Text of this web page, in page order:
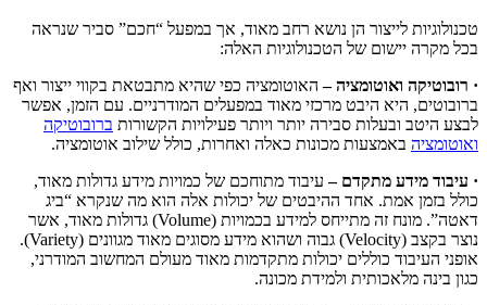
טכנולוגיות לייצור הן נושא רחב מאוד, אך במפעל “חכם” סביר שנראה
בכל מקרה יישום של הטכנולוגיות האלה:
· רובוטיקה ואוטומציה –האוטומציה כפי שהיא מתבטאת בקווי ייצור ואף
ברובוטים, היא היבט מרכזי מאוד במפעלים המודרניים. עם הזמן, אפשר
לבצע היטב ובעלות סבירה יותר ויותר פעילויות הקשורות ברובוטיקה
ואוטומציה באמצעות מכונות כאלה ואחרות, כולל שילוב אוטומציה.
· עיבוד מידע מתקדם –עיבוד מתוחכם של כמויות מידע גדולות מאוד,
כולל בזמן אמת. אחד ההיבטים של יכולות אלה הוא מה שנקרא “ביג
דאטה”. מונח זה מתייחס למידע בכמויות (Volume) גדולות מאוד, אשר
נוצר בקצב (Velocity) גבוה ושהוא מידע מסוגים מאוד מגוונים (Variety).
אופני העיבוד כוללים יכולות מתקדמות מאוד מעולם המחשוב המודרני,
כגון בינה מלאכותית ולמידת מכונה.